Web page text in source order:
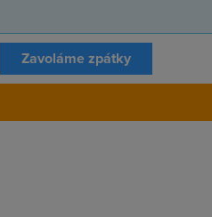
Zavoláme zpátky